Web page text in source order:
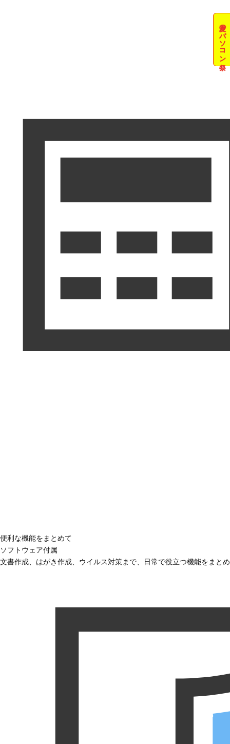
夏のパソコン祭
便利な機能をまとめて
ソフトウェア付属
文書作成、はがき作成、ウイルス対策まで、日常で役立つ機能をまと